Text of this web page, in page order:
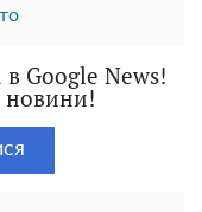
Google News!
новини!